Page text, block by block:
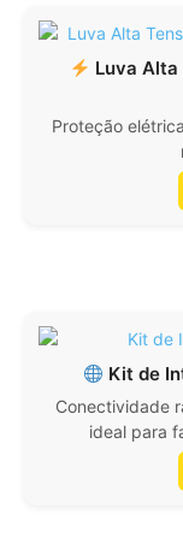
Luva Alta
Proteção
Kit de
Conectividade
ideal para